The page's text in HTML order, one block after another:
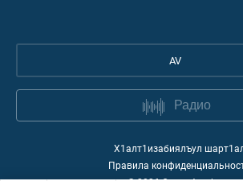
AV
Радио
Х1алт1изабиялъул
Правила